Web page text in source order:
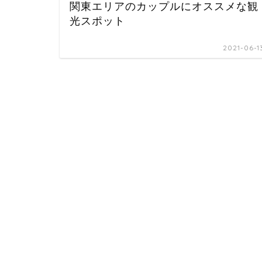
関東エリアのカップルにオススメな観
光スポット
2021-06-